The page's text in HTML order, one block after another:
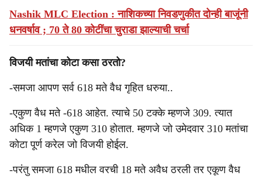
Nashik MLC Election : नाशिकच्या निवडणुकीत दोन्ही बाजूंनी
धनवर्षाव ; 70 ते 80 कोटींचा चुराडा झाल्याची चर्चा
विजयी मतांचा कोटा कसा ठरतो?
-समजा आपण सर्व 618 मते वैध गृहित धरुया..
-एकुण वैध मते -618 आहेत. त्याचे 50 टक्के म्हणजे 309. त्यात
अधिक 1 म्हणजे एकुण 310 होतात. म्हणजे जो उमेदवार 310 मतांचा
कोटा पूर्ण करेल जो विजयी होईल.
-परंतु समजा 618 मधील वरची 18 मते अवैध ठरली तर एकूण वैध